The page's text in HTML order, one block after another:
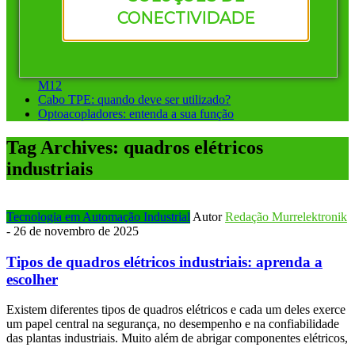
CONECTIVIDADE
Vantagens de investir em conectores pré-montados da
Instalação ponto a ponto ou sistemas de barramento: qual
M12
Cabo TPE: quando deve ser utilizado?
Optoacopladores: entenda a sua função
Tag Archives: quadros elétricos
industriais
Tecnologia em Automação Industrial AutorRedação Murrelektronik
- 26 de novembro de 2025
Tipos de quadros elétricos industriais: aprenda a
escolher
Existem diferentes tipos de quadros elétricos e cada um deles exerce
um papel central na segurança, no desempenho e na confiabilidade
das plantas industriais. Muito além de abrigar componentes elétricos,